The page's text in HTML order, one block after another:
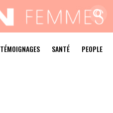
TÉMOIGNAGES SANTÉ PEOPLE